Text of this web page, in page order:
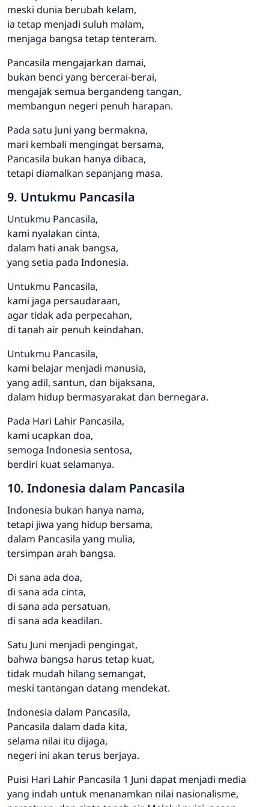
meski dunia berubah kelam,
ia tetap menjadi suluh malam,
menjaga bangsa tetap tenteram.
Pancasila mengajarkan damai,
bukan benci yang bercerai-berai,
mengajak semua bergandeng tangan,
membangun negeri penuh harapan.
Pada satu Juni yang bermakna,
mari kembali mengingat bersama,
Pancasila bukan hanya dibaca,
tetapi diamalkan sepanjang masa.
9. Untukmu Pancasila
Untukmu Pancasila,
kami nyalakan cinta,
dalam hati anak bangsa,
yang setia pada Indonesia.
Untukmu Pancasila,
kami jaga persaudaraan,
agar tidak ada perpecahan,
di tanah air penuh keindahan.
Untukmu Pancasila,
kami belajar menjadi manusia,
yang adil, santun, dan bijaksana,
dalam hidup bermasyarakat dan bernegara.
Pada Hari Lahir Pancasila,
kami ucapkan doa,
semoga Indonesia sentosa,
berdiri kuat selamanya.
10. Indonesia dalam Pancasila
Indonesia bukan hanya nama,
tetapi jiwa yang hidup bersama,
dalam Pancasila yang mulia,
tersimpan arah bangsa.
Di sana ada doa,
di sana ada cinta,
di sana ada persatuan,
di sana ada keadilan.
Satu Juni menjadi pengingat,
bahwa bangsa harus tetap kuat,
tidak mudah hilang semangat,
meski tantangan datang mendekat.
Indonesia dalam Pancasila,
Pancasila dalam dada kita,
selama nilai itu dijaga,
negeri ini akan terus berjaya.
Puisi Hari Lahir Pancasila 1 Juni dapat menjadi media
yang indah untuk menanamkan nilai nasionalisme,